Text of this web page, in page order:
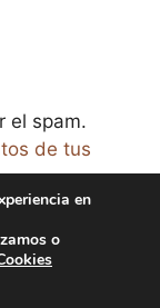
el spam.
de tus
en
o